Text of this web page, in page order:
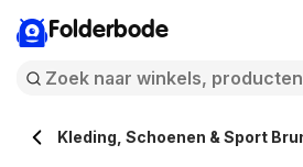
Folderbode
Kleding, Schoenen & Sport